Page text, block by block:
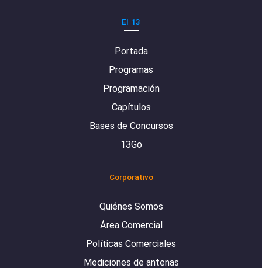
El 13
Portada
Programas
Programación
Capítulos
Bases de Concursos
13Go
Corporativo
Quiénes Somos
Área Comercial
Políticas Comerciales
Mediciones de antenas